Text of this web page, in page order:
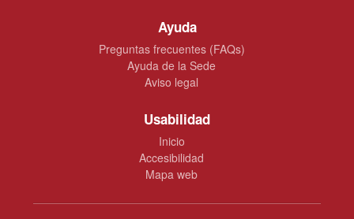
Ayuda
Preguntas frecuentes (FAQs)
Ayuda de la Sede
Aviso legal
Usabilidad
Inicio
Accesibilidad
Mapa web